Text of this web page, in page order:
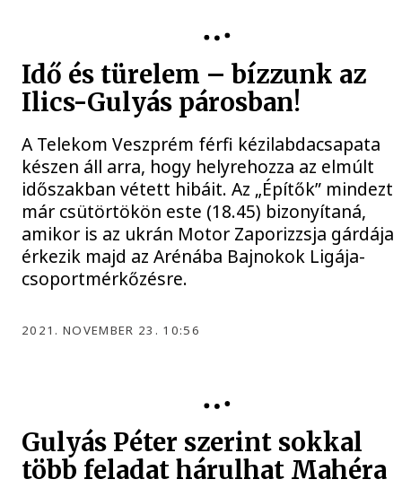
Idő és türelem – bízzunk az
Ilics-Gulyás párosban!
A Telekom Veszprém férfi kézilabdacsapata
készen áll arra, hogy helyrehozza az elmúlt
időszakban vétett hibáit. Az „Építők” mindezt
már csütörtökön este (18.45) bizonyítaná,
amikor is az ukrán Motor Zaporizzsja gárdája
érkezik majd az Arénába Bajnokok Ligája-
csoportmérkőzésre.
2021. NOVEMBER 23. 10:56
Gulyás Péter szerint sokkal
több feladat hárulhat Mahéra